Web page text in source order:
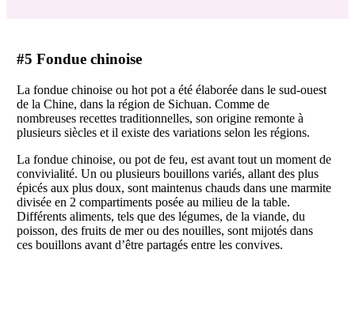
#5 Fondue chinoise
La fondue chinoise ou hot pot a été élaborée dans le sud-ouest
de la Chine, dans la région de Sichuan. Comme de
nombreuses recettes traditionnelles, son origine remonte à
plusieurs siècles et il existe des variations selon les régions.
La fondue chinoise, ou pot de feu, est avant tout un moment de
convivialité. Un ou plusieurs bouillons variés, allant des plus
épicés aux plus doux, sont maintenus chauds dans une marmite
divisée en 2 compartiments posée au milieu de la table.
Différents aliments, tels que des légumes, de la viande, du
poisson, des fruits de mer ou des nouilles, sont mijotés dans
ces bouillons avant d’être partagés entre les convives.